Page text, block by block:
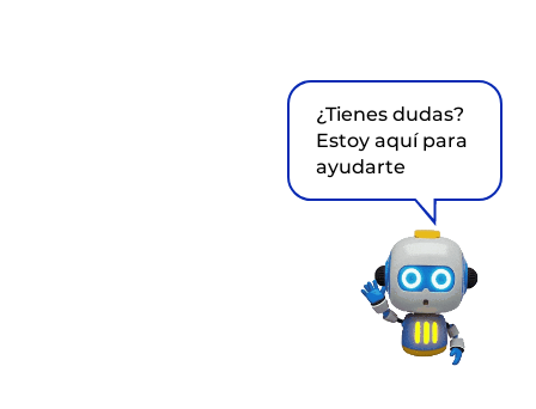
¿Tienes dudas?
Estoy aquí para
ayudarte